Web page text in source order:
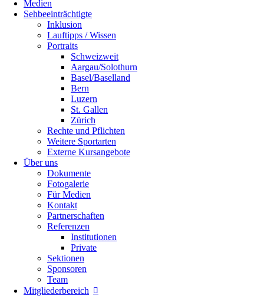
Medien
Sehbeeinträchtigte
Inklusion
Lauftipps / Wissen
Portraits
Schweizweit
Aargau/Solothurn
Basel/Baselland
Bern
Luzern
St. Gallen
Zürich
Rechte und Pflichten
Weitere Sportarten
Externe Kursangebote
Über uns
Dokumente
Fotogalerie
Für Medien
Kontakt
Partnerschaften
Referenzen
Institutionen
Private
Sektionen
Sponsoren
Team
Mitgliederbereich